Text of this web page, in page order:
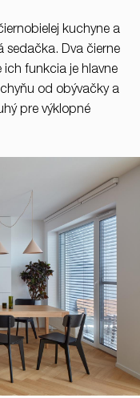
kuchyne a
sedačka. Dva čierne
ich funkcia je hlavne
od obývačky a
pre výklopné